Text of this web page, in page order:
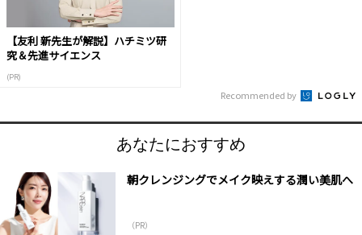
【友利 新先生が解説】ハチミツ研
究＆先進サイエンス
(PR)
Recommended by
あなたにおすすめ
朝クレンジングでメイク映えする潤い美肌へ
（PR）